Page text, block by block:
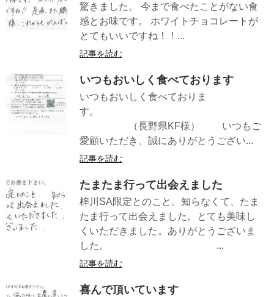
驚きました。 今まで食べたことがない食
感とお味です。 ホワイトチョコレートが
とてもいいですね！！...
記事を読む
いつもおいしく食べております
いつもおいしく食べておりま
す。
（長野県KF様） いつもご
愛顧いただき、誠にありがとうござい...
記事を読む
たまたま行って出会えました
梓川SA限定とのこと。知らなくて、たま
たま行って出会えました。とても美味し
くいただきました。ありがとうございま
した。 ...
記事を読む
喜んで頂いています